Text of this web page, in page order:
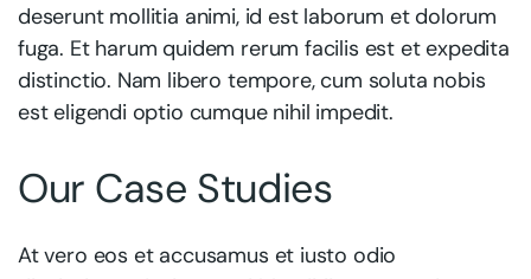
deserunt mollitia animi, id est laborum et dolorum
fuga. Et harum quidem rerum facilis est et expedita
distinctio. Nam libero tempore, cum soluta nobis
est eligendi optio cumque nihil impedit.
Our Case Studies
At vero eos et accusamus et iusto odio